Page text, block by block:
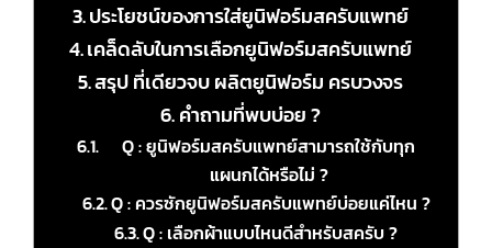
ประโยชน์ของการใส่ยูนิฟอร์มสครับแพทย์
เคล็ดลับในการเลือกยูนิฟอร์มสครับแพทย์
สรุป ที่เดียวจบ ผลิตยูนิฟอร์ม ครบวงจร
คำถามที่พบบ่อย ?
Q : ยูนิฟอร์มสครับแพทย์สามารถใช้กับทุก
แผนกได้หรือไม่ ?
Q : ควรซักยูนิฟอร์มสครับแพทย์บ่อยแค่ไหน ?
Q : เลือกผ้าแบบไหนดีสำหรับสครับ ?